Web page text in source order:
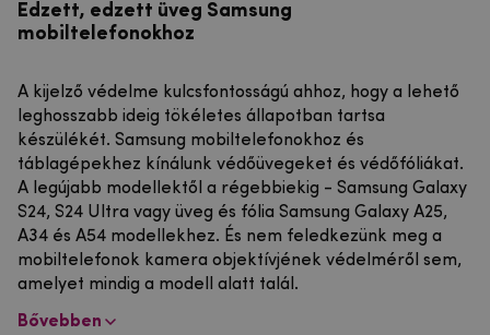
Edzett, edzett üveg Samsung
mobiltelefonokhoz
A kijelző védelme kulcsfontosságú ahhoz, hogy a lehető
leghosszabb ideig tökéletes állapotban tartsa
készülékét. Samsung mobiltelefonokhoz és
táblagépekhez kínálunk védőüvegeket és védőfóliákat.
A legújabb modellektől a régebbiekig - Samsung Galaxy
S24, S24 Ultra vagy üveg és fólia Samsung Galaxy A25,
A34 és A54 modellekhez. És nem feledkezünk meg a
mobiltelefonok kamera objektívjének védelméről sem,
amelyet mindig a modell alatt talál.
Bővebben